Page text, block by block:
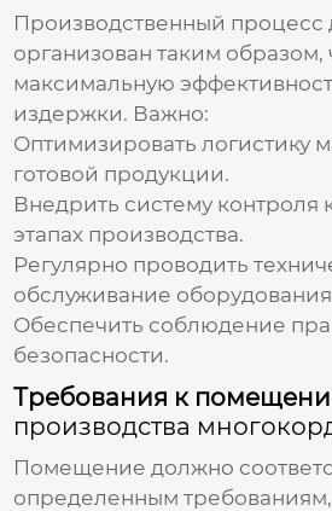
Производственный процесс
организован таким образом,
максимальную
издержки. Важно:
Оптимизировать логистику
готовой продукции.
Внедрить систему контроля
этапах производства.
Регулярно проводить
обслуживание
Обеспечить соблюдение
безопасности.
Требования к
производства
Помещение должно
определенным